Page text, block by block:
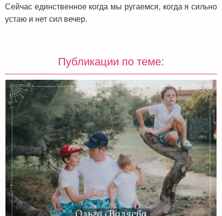
Сейчас единственное когда мы ругаемся, когда я сильно
устаю и нет сил вечер.
Публикации по теме: